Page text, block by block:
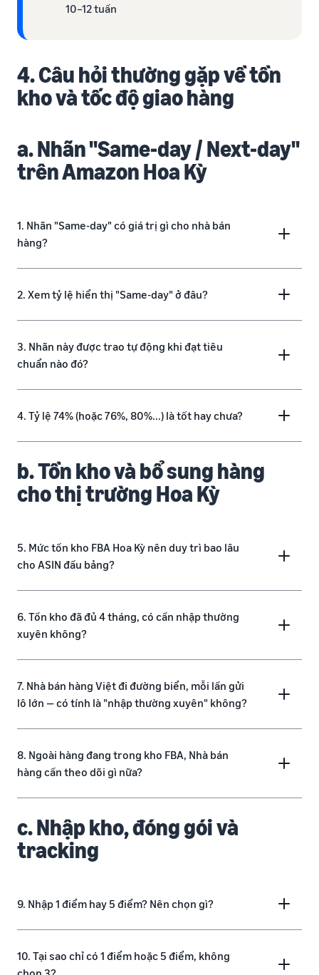
10–12 tuần
4. Câu hỏi thường gặp về tồn
kho và tốc độ giao hàng
a. Nhãn "Same-day / Next-day"
trên Amazon Hoa Kỳ
1. Nhãn "Same-day" có giá trị gì cho nhà bán
hàng?
2. Xem tỷ lệ hiển thị "Same-day" ở đâu?
3. Nhãn này được trao tự động khi đạt tiêu
chuẩn nào đó?
4. Tỷ lệ 74% (hoặc 76%, 80%...) là tốt hay chưa?
b. Tồn kho và bổ sung hàng
cho thị trường Hoa Kỳ
5. Mức tồn kho FBA Hoa Kỳ nên duy trì bao lâu
cho ASIN đầu bảng?
6. Tồn kho đã đủ 4 tháng, có cần nhập thường
xuyên không?
7. Nhà bán hàng Việt đi đường biển, mỗi lần gửi
lô lớn — có tính là "nhập thường xuyên" không?
8. Ngoài hàng đang trong kho FBA, Nhà bán
hàng cần theo dõi gì nữa?
c. Nhập kho, đóng gói và
tracking
9. Nhập 1 điểm hay 5 điểm? Nên chọn gì?
10. Tại sao chỉ có 1 điểm hoặc 5 điểm, không